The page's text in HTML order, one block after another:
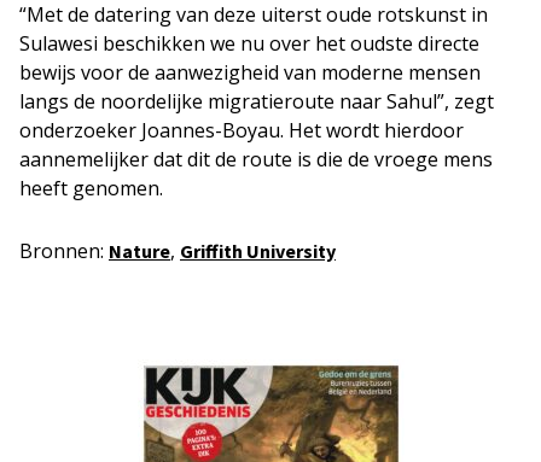
“Met de datering van deze uiterst oude rotskunst in
Sulawesi beschikken we nu over het oudste directe
bewijs voor de aanwezigheid van moderne mensen
langs de noordelijke migratieroute naar Sahul”, zegt
onderzoeker Joannes-Boyau. Het wordt hierdoor
aannemelijker dat dit de route is die de vroege mens
heeft genomen.
Bronnen: Nature, Griffith University